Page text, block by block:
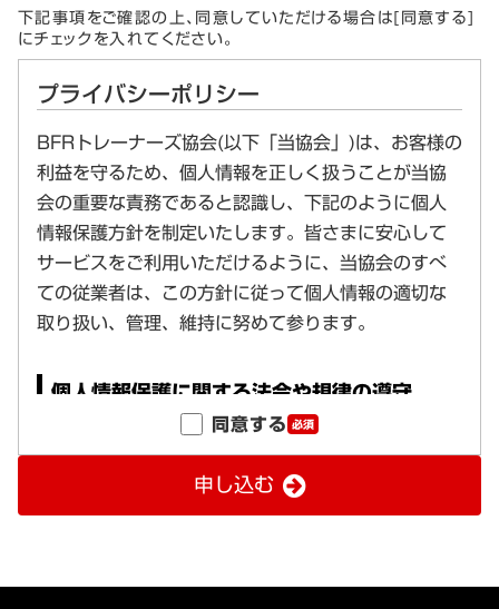
下記事項をご確認の上、同意していただける場合は[同意する]
にチェックを入れてください。
同意する 必須
申し込む